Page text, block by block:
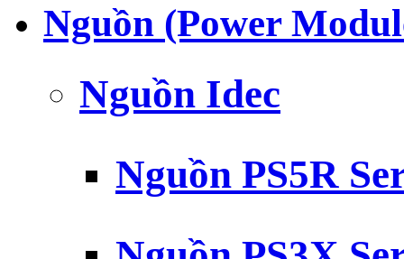
Nguồn (Power
Nguồn Idec
Nguồn PS5R